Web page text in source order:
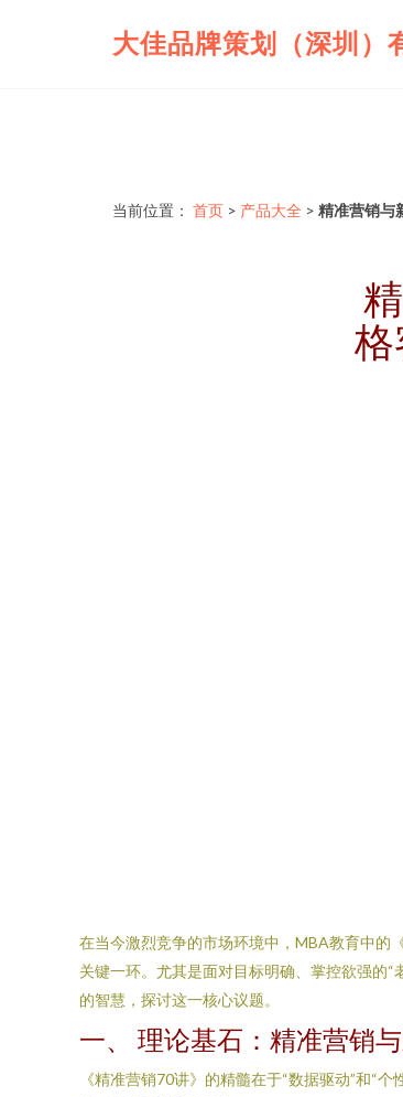
大佳品牌策划（深圳）
当前位置： 首页 > 产品大全 > 精准营销与
在当今激烈竞争的市场环境中，MBA教育中的
关键一环。尤其是面对目标明确、掌控欲强的
的智慧，探讨这一核心议题。
一、 理论基石：精准营销
《精准营销70讲》的精髓在于“数据驱动”和“